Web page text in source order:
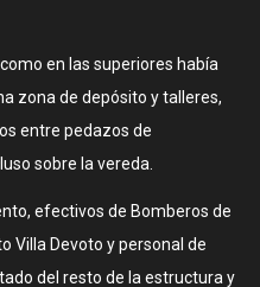
en las superiores había
zona de depósito y talleres,
entre pedazos de
sobre la vereda.
efectivos de Bomberos de
Villa Devoto y personal de
del resto de la estructura y